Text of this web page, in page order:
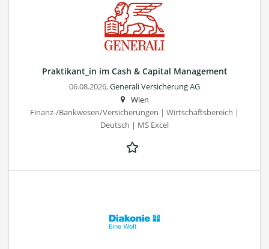
Praktikant_in im Cash & Capital Management
06.08.2026,Generali Versicherung AG
Wien
Finanz-/Bankwesen/Versicherungen | Wirtschaftsbereich |
Deutsch | MS Excel